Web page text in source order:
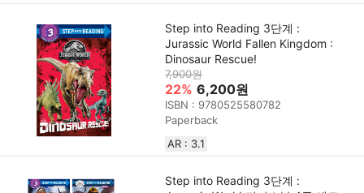
Step into Reading 3단계 :
Jurassic World Fallen Kingdom :
Dinosaur Rescue!
7,900원
22% 6,200원
ISBN : 9780525580782
Paperback
AR : 3.1
Step into Reading 3단계 :